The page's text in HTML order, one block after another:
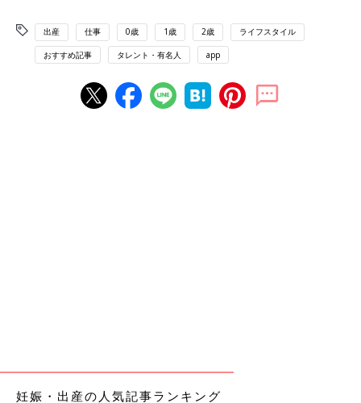
出産 仕事 0歳 1歳 2歳 ライフスタイル
おすすめ記事 タレント・有名人 app
妊娠・出産の人気記事ランキング